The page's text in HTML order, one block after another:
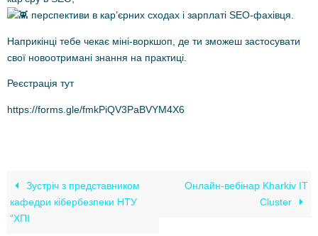
перспективи в кар’єрних сходах і зарплаті SEO-фахівця.
Наприкінці тебе чекає міні-воркшоп, де ти зможеш застосувати
свої новоотримані знання на практиці.
Реєстрація тут
https://forms.gle/fmkPiQV3PaBVYM4X6
Зустріч з представником
кафедри кібербезпеки НТУ
“ХПІ
Онлайн-вебінар Kharkiv IT
Cluster